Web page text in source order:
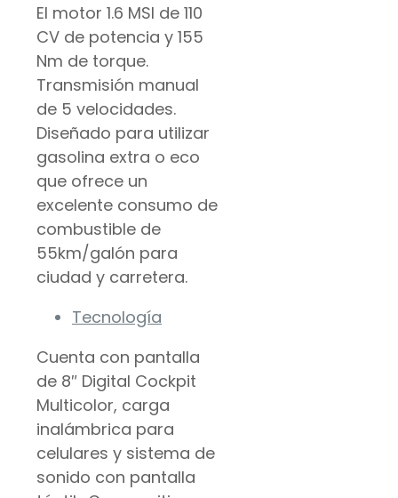
El motor 1.6 MSI de 110
CV de potencia y 155
Nm de torque.
Transmisión manual
de 5 velocidades.
Diseñado para utilizar
gasolina extra o eco
que ofrece un
excelente consumo de
combustible de
55km/galón para
ciudad y carretera.
Tecnología
Cuenta con pantalla
de 8″ Digital Cockpit
Multicolor, carga
inalámbrica para
celulares y sistema de
sonido con pantalla